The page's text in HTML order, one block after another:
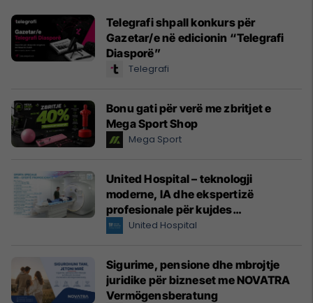
Telegrafi shpall konkurs për
Gazetar/e në edicionin “Telegrafi
Diasporë”
Telegrafi
Bonu gati për verë me zbritjet e
Mega Sport Shop
Mega Sport
United Hospital – teknologji
moderne, IA dhe ekspertizë
profesionale për kujdes
shëndetësor me standarde
United Hospital
Sigurime, pensione dhe mbrojtje
juridike për bizneset me NOVATRA
Vermögensberatung